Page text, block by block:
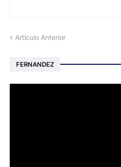
Artículo Anterior
FERNANDEZ